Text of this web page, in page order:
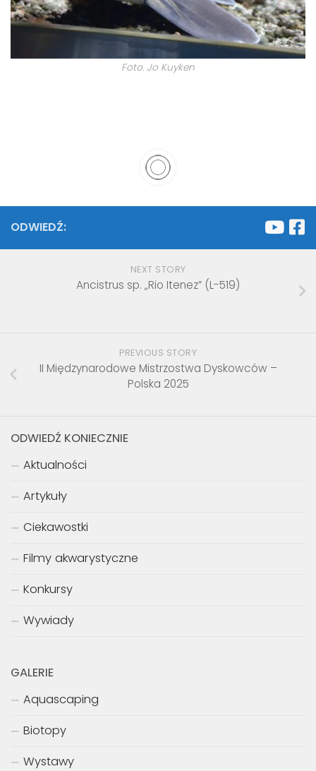
Foto. Jo Kuyken
ODWIEDŹ:
NEXT STORY
Ancistrus sp. „Rio Itenez” (L-519)
PREVIOUS STORY
II Międzynarodowe Mistrzostwa Dyskowców –
Polska 2025
ODWIEDŹ KONIECZNIE
Aktualności
Artykuły
Ciekawostki
Filmy akwarystyczne
Konkursy
Wywiady
GALERIE
Aquascaping
Biotopy
Wystawy